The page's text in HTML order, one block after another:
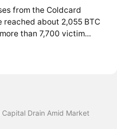
from the Coldcard
about 2,055 BTC
than 7,700 victim...
Drain Amid Market